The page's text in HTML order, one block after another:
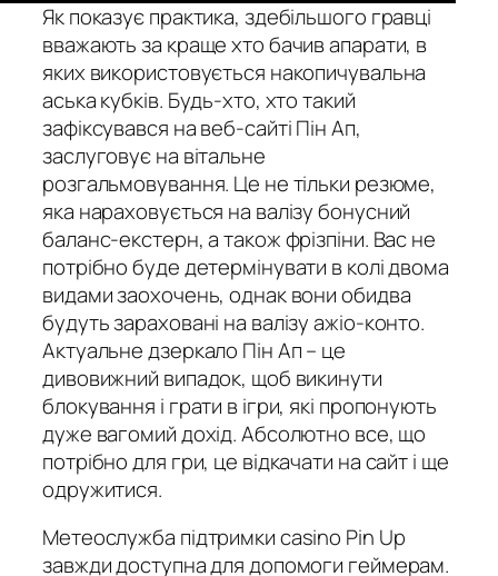
Як показує практика, здебільшого гравці
вважають за краще хто бачив апарати, в
яких використовується накопичувальна
аська кубків. Будь-хто, хто такий
зафіксувався на веб-сайті Пін Ап,
заслуговує на вітальне
розгальмовування. Це не тільки резюме,
яка нараховується на валізу бонусний
баланс-екстерн, а також фрізпіни. Вас не
потрібно буде детермінувати в колі двома
видами заохочень, однак вони обидва
будуть зараховані на валізу ажіо-конто.
Актуальне дзеркало Пін Ап – це
дивовижний випадок, щоб викинути
блокування і грати в ігри, які пропонують
дуже вагомий дохід. Абсолютно все, що
потрібно для гри, це відкачати на сайт і ще
одружитися.
Метеослужба підтримки casino Pin Up
завжди доступна для допомоги геймерам.